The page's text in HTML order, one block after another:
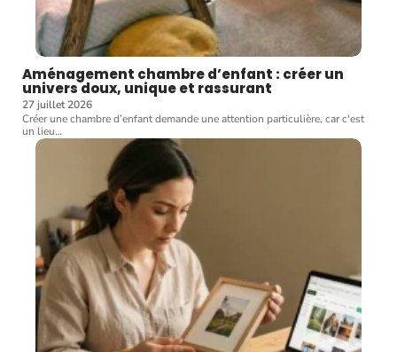
Aménagement chambre d’enfant : créer un
univers doux, unique et rassurant
27 juillet 2026
Créer une chambre d’enfant demande une attention particulière, car c'est
un lieu…